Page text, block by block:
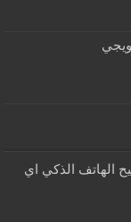
الهاتف الذكي اي